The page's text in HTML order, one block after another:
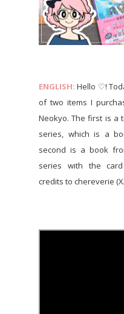
ENGLISH: Hello ♡!
of two items I
Neokyo. The first is a
series, which is a
second is a book
series with the card
credits to chereverie